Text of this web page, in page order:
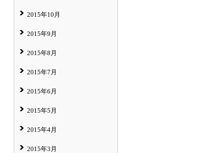
2015年10月
2015年9月
2015年8月
2015年7月
2015年6月
2015年5月
2015年4月
2015年3月